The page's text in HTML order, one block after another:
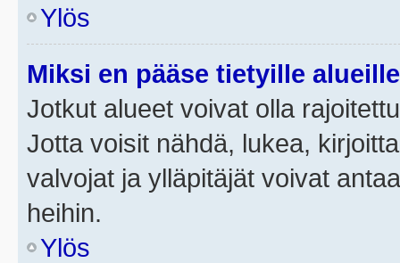
Ylös
Miksi en pääse tietyille
Jotkut alueet voivat olla
Jotta voisit nähdä, lukea,
valvojat ja ylläpitäjät voivat
heihin.
Ylös